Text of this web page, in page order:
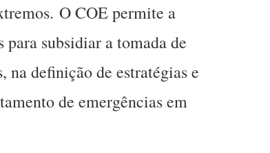
O COE permite a
para subsidiar a tomada de
na definição de estratégias e
de emergências em